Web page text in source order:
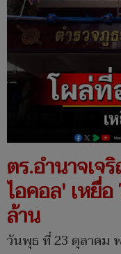
ตร.อำนาจเ
ไอคอล' เหยื่
ล้าน
วันพุธ ที่ 23 ตุลาคม